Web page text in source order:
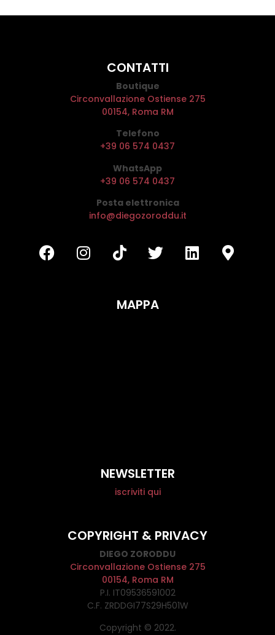
CONTATTI
Boutique
Circonvallazione Ostiense 275
00154, Roma RM
Telefono
+39 06 574 0437
WhatsApp
+39 06 574 0437
Posta elettronica
info@diegozoroddu.it
MAPPA
NEWSLETTER
iscriviti qui
COPYRIGHT & PRIVACY
DIEGO ZORODDU
Circonvallazione Ostiense 275
00154, Roma RM
P.I. IT09536591002
C.F. ZRDDGI77S29H501W
Copyright © 2022.